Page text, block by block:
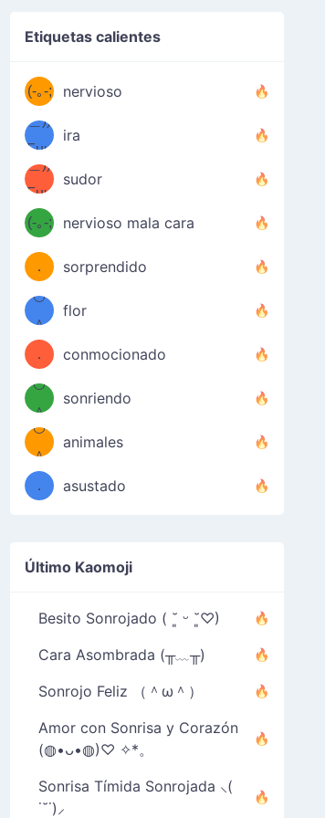
Etiquetas calientes
(-｡-; nervioso
(≧皿
ノ
＿))
Fuu
u
—-
！
ira
((ヾ
(≧皿
≦；)
＿))
Fuu
uuu
u
—-
sudor
(-｡-; nervioso mala cara
（／
．
＼）
sorprendido
(＾
º◡º
＾
❁)
flor
（／
．
＼）
conmocionado
(＾
º◡º
＾
sonriendo
º◡º
＾
❁)
animales
（／
．
asustado
Último Kaomoji
Besito Sonrojado ( ˘͈ ᵕ ˘͈♡)
Cara Asombrada (╥﹏╥)
Sonrojo Feliz （＾ω＾）
Amor con Sonrisa y Corazón
(◍•ᴗ•◍)♡ ✧*。
Sonrisa Tímida Sonrojada ⸜(
˙˘˙)⸝